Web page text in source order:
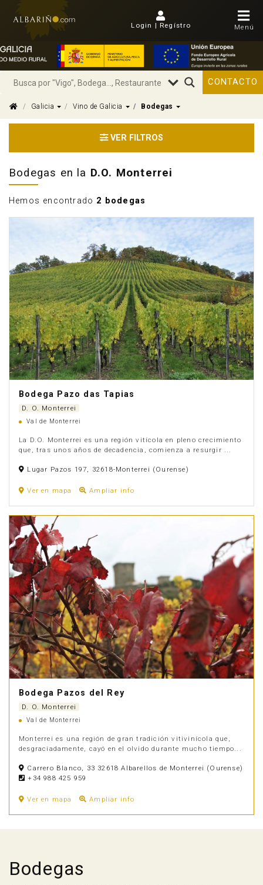
Login | Regístro Menú
Anúnciate
CONTACTO
Galicia Dropdown
Vino de Galicia Dropdown
Bodegas Dropdown
VER FILTROS
Bodegas en la D.O. Monterrei
Hemos encontrado 2 bodegas
Bodega Pazo das Tapias
D. O. Monterrei
Val de Monterrei
La D.O. Monterrei es una región vitícola en pleno crecimiento
que, tras unos años de decadencia, comienza a resurgir ...
Lugar Pazos 197, 32618-Monterrei (Ourense)
Ver en mapa Ampliar info
Bodega Pazos del Rey
D. O. Monterrei
Val de Monterrei
Monterrei es una región de gran tradición vitivinícola que,
desgraciadamente, cayó en el olvido durante mucho tiempo...
Carrero Blanco, 33 32618 Albarellos de Monterrei (Ourense)
+34 988 425 959
Ver en mapa Ampliar info
Bodegas